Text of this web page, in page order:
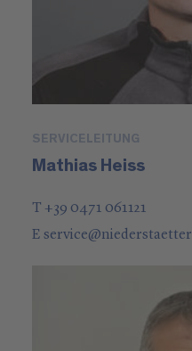
SERVICELEITUNG
Mathias Heiss
T +39 0471 061121
Eservice@niederstaetter